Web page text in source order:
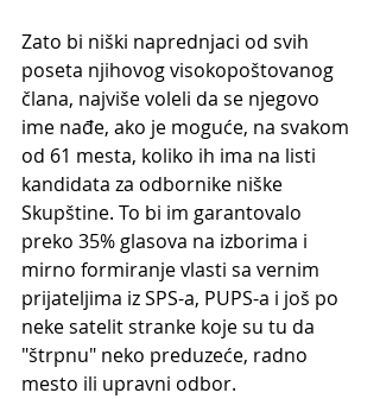
Zato bi niški naprednjaci od svih
poseta njihovog visokopoštovanog
člana, najviše voleli da se njegovo
ime nađe, ako je moguće, na svakom
od 61 mesta, koliko ih ima na listi
kandidata za odbornike niške
Skupštine. To bi im garantovalo
preko 35% glasova na izborima i
mirno formiranje vlasti sa vernim
prijateljima iz SPS-a, PUPS-a i još po
neke satelit stranke koje su tu da
"štrpnu" neko preduzeće, radno
mesto ili upravni odbor.